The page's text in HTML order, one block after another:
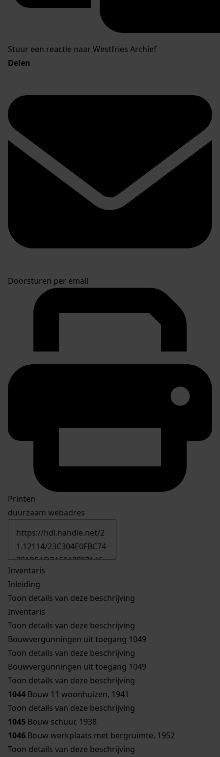
Stuur een reactie naar Westfries Archief
Delen
Doorsturen per email
Printen
duurzaam webadres
Inventaris
Inleiding
Toon details van deze beschrijving
Inventaris
Toon details van deze beschrijving
Bouwvergunningen uit toegang 1049
Toon details van deze beschrijving
Bouwvergunningen uit toegang 1049
Toon details van deze beschrijving
1044 Bouw 11 woonhuizen, 1941
Toon details van deze beschrijving
1045 Bouw schuur, 1938
1046 Bouw werkplaats met bergruimte, 1952
Toon details van deze beschrijving